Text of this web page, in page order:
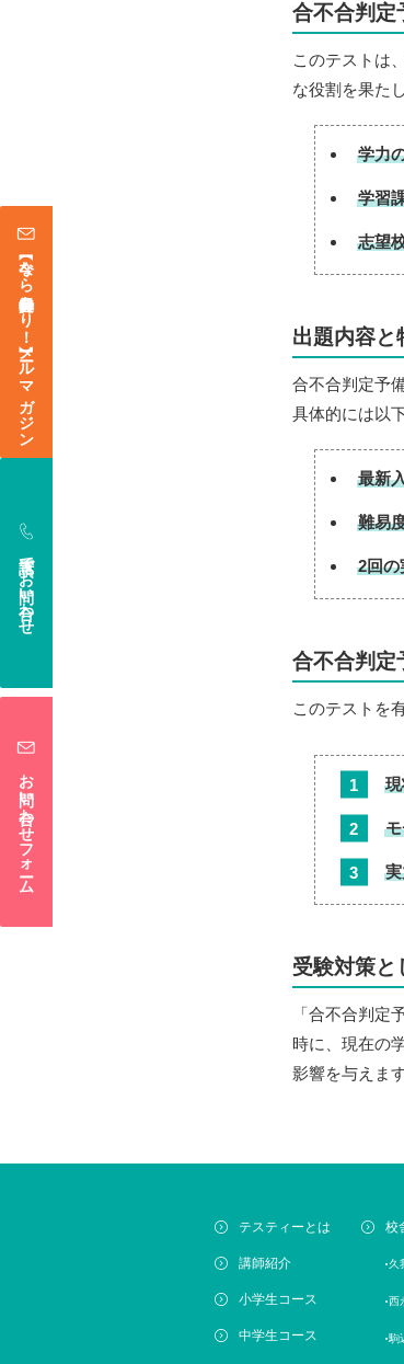
合不合判定
このテストは
な役割を果た
学力
学習
志望
出題内容と
合不合判定予
具体的には以
最新
難易
2回の
合不合判定
このテストを
受験対策と
「合不合判
時に、現在の
影響を与えます
【今なら登録特典あり！】メールマガジン
電話でお問い合わせ
お問い合わせフォーム
テスティーとは
講師紹介
小学生コース
中学生コース
校
久
西
駒